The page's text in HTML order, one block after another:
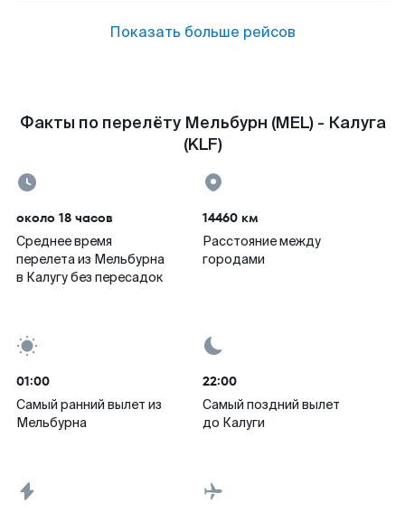
Показать больше рейсов
Факты по перелёту Мельбурн (MEL) - Калуга
(KLF)
около 18 часов
Среднее время
перелета из Мельбурна
в Калугу без пересадок
14460 км
Расстояние между
городами
01:00
Самый ранний вылет из
Мельбурна
22:00
Самый поздний вылет
до Калуги